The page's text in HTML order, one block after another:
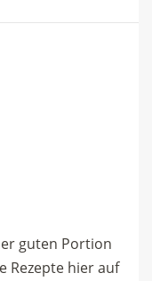
guten Portion
Rezepte hier auf